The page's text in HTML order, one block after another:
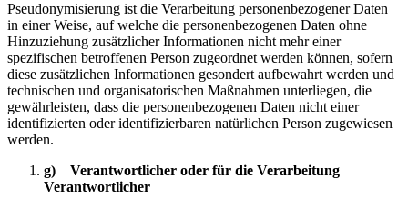
Pseudonymisierung ist die Verarbeitung personenbezogener Daten
in einer Weise, auf welche die personenbezogenen Daten ohne
Hinzuziehung zusätzlicher Informationen nicht mehr einer
spezifischen betroffenen Person zugeordnet werden können, sofern
diese zusätzlichen Informationen gesondert aufbewahrt werden und
technischen und organisatorischen Maßnahmen unterliegen, die
gewährleisten, dass die personenbezogenen Daten nicht einer
identifizierten oder identifizierbaren natürlichen Person zugewiesen
werden.
g) Verantwortlicher oder für die Verarbeitung
Verantwortlicher